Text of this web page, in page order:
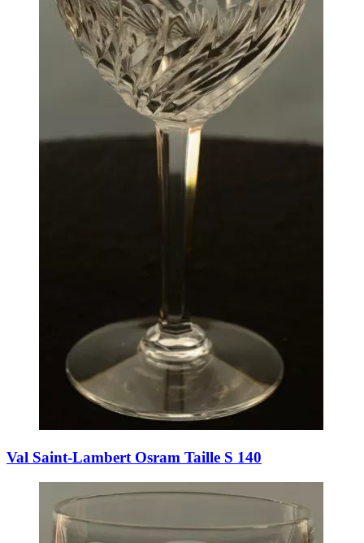
Val Saint-Lambert Osram Taille S 140